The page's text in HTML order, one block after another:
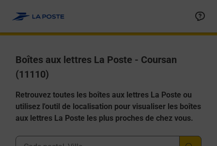
Boîtes aux lettres La Poste - Coursan
(11110)
Retrouvez toutes les boîtes aux lettres La Poste ou
utilisez l'outil de localisation pour visualiser les boîtes
aux lettres La Poste les plus proches de chez vous.
Ville, Département, Code Postal